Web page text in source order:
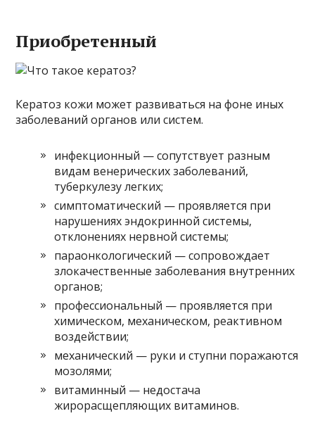
Приобретенный
Кератоз кожи может развиваться на фоне иных
заболеваний органов или систем.
инфекционный — сопутствует разным
видам венерических заболеваний,
туберкулезу легких;
симптоматический — проявляется при
нарушениях эндокринной системы,
отклонениях нервной системы;
параонкологический — сопровождает
злокачественные заболевания внутренних
органов;
профессиональный — проявляется при
химическом, механическом, реактивном
воздействии;
механический — руки и ступни поражаются
мозолями;
витаминный — недостача
жирорасщепляющих витаминов.